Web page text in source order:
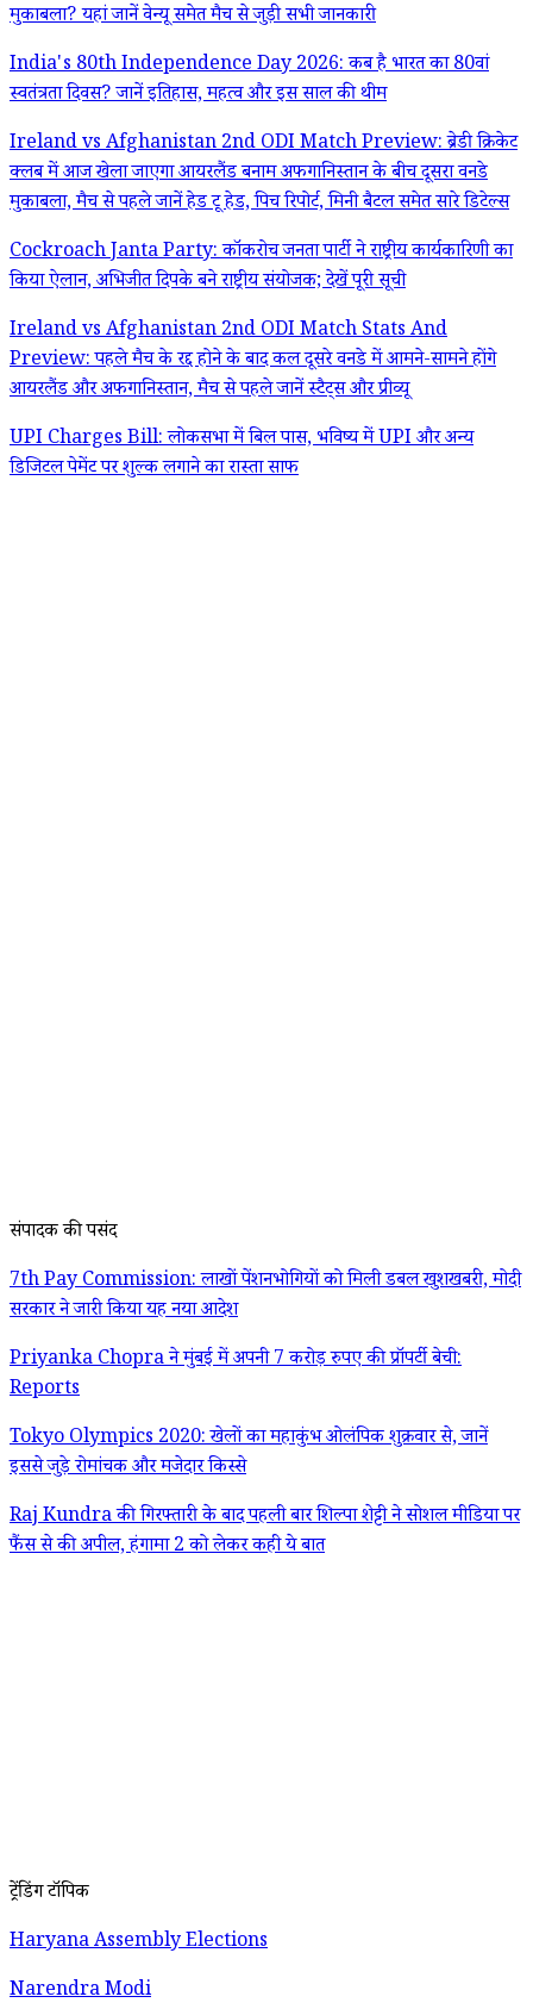
मुकाबला? यहां जानें वेन्यू समेत मैच से जुड़ी सभी जानकारी
India's 80th Independence Day 2026: कब है भारत का 80वां
स्वतंत्रता दिवस? जानें इतिहास, महत्व और इस साल की थीम
Ireland vs Afghanistan 2nd ODI Match Preview: ब्रेडी क्रिकेट
क्लब में आज खेला जाएगा आयरलैंड बनाम अफगानिस्तान के बीच दूसरा वनडे
मुकाबला, मैच से पहले जानें हेड टू हेड, पिच रिपोर्ट, मिनी बैटल समेत सारे डिटेल्स
Cockroach Janta Party: कॉकरोच जनता पार्टी ने राष्ट्रीय कार्यकारिणी का
किया ऐलान, अभिजीत दिपके बने राष्ट्रीय संयोजक; देखें पूरी सूची
Ireland vs Afghanistan 2nd ODI Match Stats And
Preview: पहले मैच के रद्द होने के बाद कल दूसरे वनडे में आमने-सामने होंगे
आयरलैंड और अफगानिस्तान, मैच से पहले जानें स्टैट्स और प्रीव्यू
UPI Charges Bill: लोकसभा में बिल पास, भविष्य में UPI और अन्य
डिजिटल पेमेंट पर शुल्क लगाने का रास्ता साफ
संपादक की पसंद
7th Pay Commission: लाखों पेंशनभोगियों को मिली डबल खुशखबरी, मोदी
सरकार ने जारी किया यह नया आदेश
Priyanka Chopra ने मुंबई में अपनी 7 करोड़ रुपए की प्रॉपर्टी बेची:
Reports
Tokyo Olympics 2020: खेलों का महाकुंभ ओलंपिक शुक्रवार से, जानें
इससे जुड़े रोमांचक और मजेदार किस्से
Raj Kundra की गिरफ्तारी के बाद पहली बार शिल्पा शेट्टी ने सोशल मीडिया पर
फैंस से की अपील, हंगामा 2 को लेकर कही ये बात
ट्रेंडिंग टॉपिक
Haryana Assembly Elections
Narendra Modi